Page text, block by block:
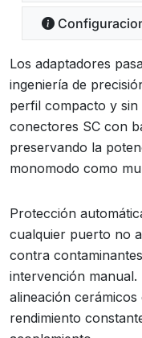
Los adaptadores
ingeniería de
perfil compacto y sin
conectores SC con
preservando la
monomodo como
Protección
cualquier puerto no
contra
intervención manual.
alineación
rendimiento